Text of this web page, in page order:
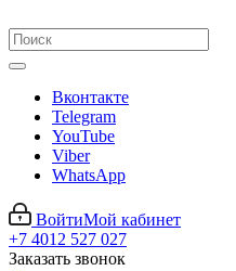
Вконтакте
Telegram
YouTube
Viber
WhatsApp
ВойтиМой кабинет
+7 4012 527 027
Заказать звонок